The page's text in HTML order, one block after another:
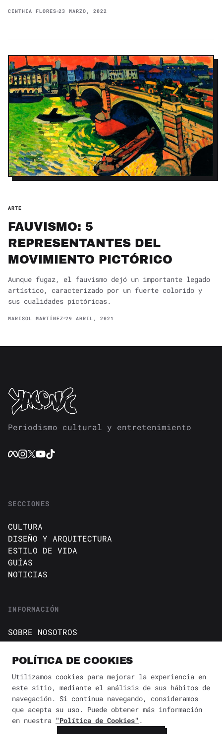
CINTHIA FLORES 23 MARZO, 2022
ARTE
FAUVISMO: 5
REPRESENTANTES DEL
MOVIMIENTO PICTÓRICO
Aunque fugaz, el fauvismo dejó un importante legado
artístico, caracterizado por un fuerte colorido y
sus cualidades pictóricas.
MARISOL MARTÍNEZ 29 ABRIL, 2021
Periodismo cultural y entretenimiento
SECCIONES
CULTURA
DISEÑO Y ARQUITECTURA
ESTILO DE VIDA
GUÍAS
NOTICIAS
INFORMACIÓN
SOBRE NOSOTROS
CONTACTO
Política de cookies
✕
BÚSQUEDA
POLÍTICA DE COOKIES
Utilizamos cookies para mejorar la experiencia en
este sitio, mediante el análisis de sus hábitos de
navegación. Si continua navegando, consideramos
que acepta su uso. Puede obtener más información
en nuestra "Política de Cookies" .